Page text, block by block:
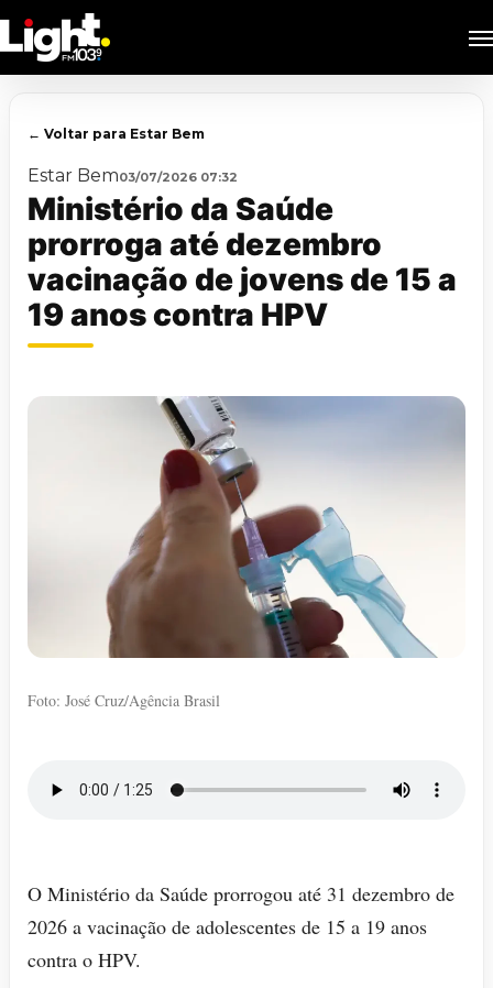
to
main
← Voltar para Estar Bem
Estar Bem03/07/2026 07:32
Ministério da Saúde
prorroga até dezembro
vacinação de jovens de 15 a
19 anos contra HPV
Foto: José Cruz/Agência Brasil
O Ministério da Saúde prorrogou até 31 dezembro de
2026 a vacinação de adolescentes de 15 a 19 anos
contra o HPV.